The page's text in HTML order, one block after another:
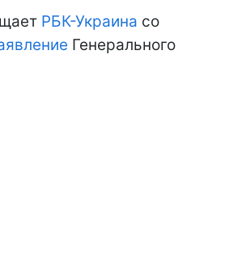
РБК-Украина со
Генерального